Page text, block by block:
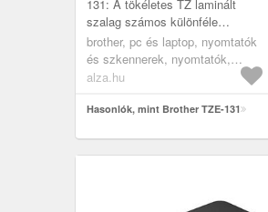
131: A tökéletes TZ laminált
szalag számos különféle
helyzetben tehet jó szolgálatot.
Minden kazetta 8 méter szalagot
ta...
brother, pc és laptop, nyomtatók
és szkennerek, nyomtatók,
kellékek, papírok, papírok,
alza.hu
Hasonlók, mint Brother TZE-131